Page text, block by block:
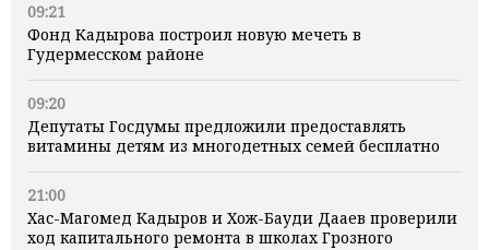
09:21
Фонд Кадырова построил новую мечеть в
Гудермесском районе
09:20
Депутаты Госдумы предложили предоставлять
витамины детям из многодетных семей бесплатно
21:00
Хас-Магомед Кадыров и Хож-Бауди Дааев проверили
ход капитального ремонта в школах Грозного